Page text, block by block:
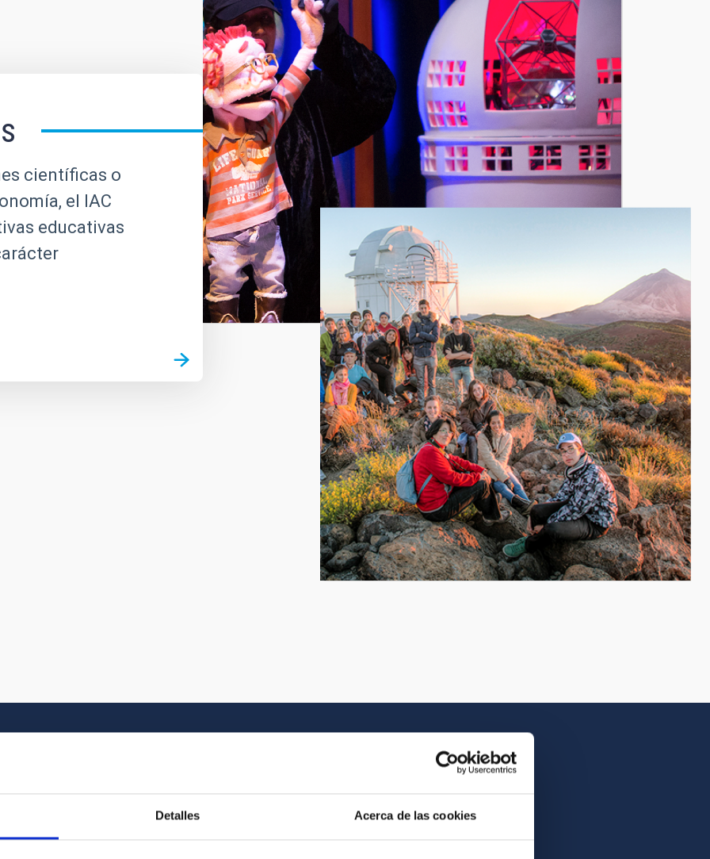
Detalles Acerca de las cookies
científicas o
el IAC
educativas
Galería multimedia
Universo y a la historia gráfica del IAC. Encontrarás la imagen o el